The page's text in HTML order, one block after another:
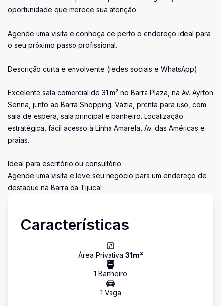
oportunidade que merece sua atenção.
Agende uma visita e conheça de perto o endereço ideal para
o seu próximo passo profissional.
Descrição curta e envolvente (redes sociais e WhatsApp)
Excelente sala comercial de 31 m² no Barra Plaza, na Av. Ayrton
Senna, junto ao Barra Shopping. Vazia, pronta para uso, com
sala de espera, sala principal e banheiro. Localização
estratégica, fácil acesso à Linha Amarela, Av. das Américas e
praias.
Ideal para escritório ou consultório
Agende uma visita e leve seu negócio para um endereço de
destaque na Barra da Tijuca!
Características
Área Privativa 31m²
1 Banheiro
1 Vaga